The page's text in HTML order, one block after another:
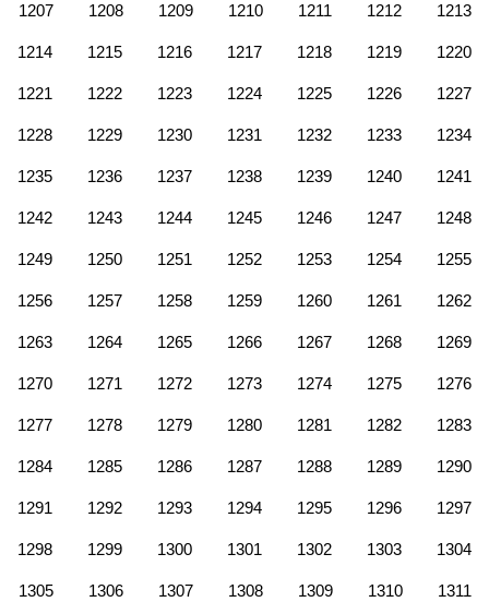
1207 1208 1209 1210 1211 1212 1213
1214 1215 1216 1217 1218 1219 1220
1221 1222 1223 1224 1225 1226 1227
1228 1229 1230 1231 1232 1233 1234
1235 1236 1237 1238 1239 1240 1241
1242 1243 1244 1245 1246 1247 1248
1249 1250 1251 1252 1253 1254 1255
1256 1257 1258 1259 1260 1261 1262
1263 1264 1265 1266 1267 1268 1269
1270 1271 1272 1273 1274 1275 1276
1277 1278 1279 1280 1281 1282 1283
1284 1285 1286 1287 1288 1289 1290
1291 1292 1293 1294 1295 1296 1297
1298 1299 1300 1301 1302 1303 1304
1305 1306 1307 1308 1309 1310 1311